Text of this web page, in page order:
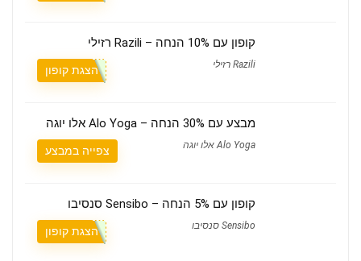
קופון עם 10% הנחה – Razili רזילי
Razili רזילי הצגת קופון
מבצע עם 30% הנחה – Alo Yoga אלו יוגה
Alo Yoga אלו יוגה צפייה במבצע
קופון עם 5% הנחה – Sensibo סנסיבו
Sensibo סנסיבו הצגת קופון